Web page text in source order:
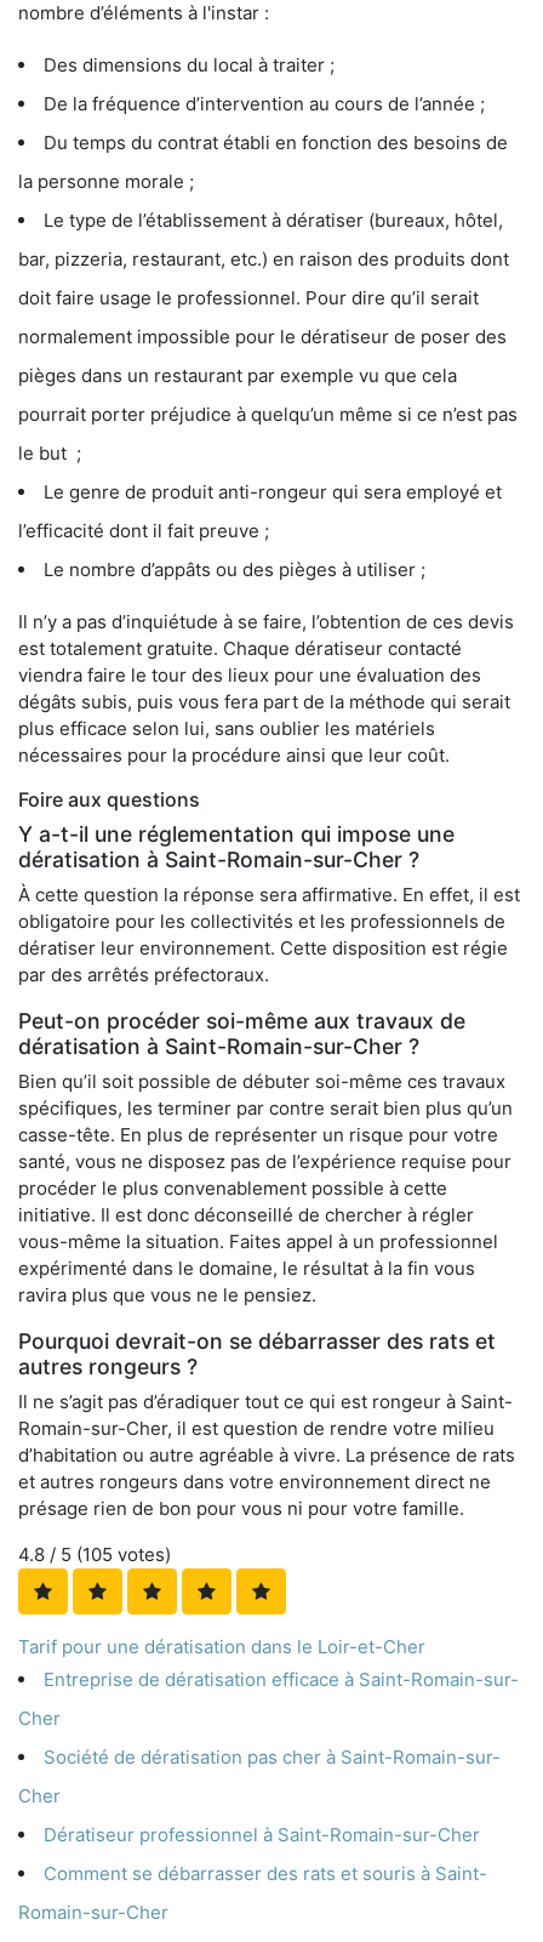
nombre d’éléments à l'instar :
Des dimensions du local à traiter ;
De la fréquence d’intervention au cours de l’année ;
Du temps du contrat établi en fonction des besoins de
la personne morale ;
Le type de l’établissement à dératiser (bureaux, hôtel,
bar, pizzeria, restaurant, etc.) en raison des produits dont
doit faire usage le professionnel. Pour dire qu’il serait
normalement impossible pour le dératiseur de poser des
pièges dans un restaurant par exemple vu que cela
pourrait porter préjudice à quelqu’un même si ce n’est pas
le but ;
Le genre de produit anti-rongeur qui sera employé et
l’efficacité dont il fait preuve ;
Le nombre d’appâts ou des pièges à utiliser ;
Il n’y a pas d’inquiétude à se faire, l’obtention de ces devis
est totalement gratuite. Chaque dératiseur contacté
viendra faire le tour des lieux pour une évaluation des
dégâts subis, puis vous fera part de la méthode qui serait
plus efficace selon lui, sans oublier les matériels
nécessaires pour la procédure ainsi que leur coût.
Foire aux questions
Y a-t-il une réglementation qui impose une
dératisation à Saint-Romain-sur-Cher ?
À cette question la réponse sera affirmative. En effet, il est
obligatoire pour les collectivités et les professionnels de
dératiser leur environnement. Cette disposition est régie
par des arrêtés préfectoraux.
Peut-on procéder soi-même aux travaux de
dératisation à Saint-Romain-sur-Cher ?
Bien qu’il soit possible de débuter soi-même ces travaux
spécifiques, les terminer par contre serait bien plus qu’un
casse-tête. En plus de représenter un risque pour votre
santé, vous ne disposez pas de l’expérience requise pour
procéder le plus convenablement possible à cette
initiative. Il est donc déconseillé de chercher à régler
vous-même la situation. Faites appel à un professionnel
expérimenté dans le domaine, le résultat à la fin vous
ravira plus que vous ne le pensiez.
Pourquoi devrait-on se débarrasser des rats et
autres rongeurs ?
Il ne s’agit pas d’éradiquer tout ce qui est rongeur à Saint-
Romain-sur-Cher, il est question de rendre votre milieu
d’habitation ou autre agréable à vivre. La présence de rats
et autres rongeurs dans votre environnement direct ne
présage rien de bon pour vous ni pour votre famille.
4.8 / 5 (105 votes)
Tarif pour une dératisation dans le Loir-et-Cher
Entreprise de dératisation efficace à Saint-Romain-sur-
Cher
Société de dératisation pas cher à Saint-Romain-sur-
Cher
Dératiseur professionnel à Saint-Romain-sur-Cher
Comment se débarrasser des rats et souris à Saint-
Romain-sur-Cher